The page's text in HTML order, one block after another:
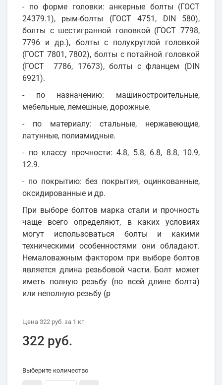
- по форме головки: анкерные болты (ГОСТ
24379.1), рым-болты (ГОСТ 4751, DIN 580),
болты с шестигранной головкой (ГОСТ 7798,
7796 и др.), болты с полукруглой головкой
(ГОСТ 7801, 7802), болты с потайной головкой
(ГОСТ 7786, 17673), болты с фланцем (DIN
6921).
- по назначению: машиностроительные,
мебельные, лемешные, дорожные.
- по материалу: стальные, нержавеющие,
латунные, полиамидные.
- по классу прочности: 4.8, 5.8, 6.8, 8.8, 10.9,
12.9.
- по покрытию: без покрытия, оцинкованные,
оксидированные и др.
При выборе болтов марка стали и прочность
чаще всего определяют, в каких условиях
могут использоваться болты и какими
техническими особенностями они обладают.
Немаловажным фактором при выборе болтов
является длина резьбовой части. Болт может
иметь полную резьбу (по всей длине болта)
или неполную резьбу (р
Цена 322 руб. за 1 кг
322 руб.
Выберите количество